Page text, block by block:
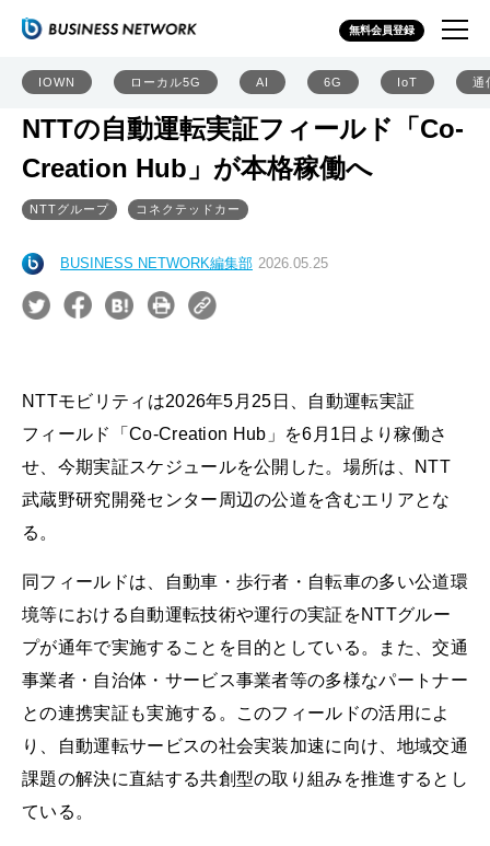
無料会員登録
IOWN ローカル5G AI 6G IoT 通
NTTの自動運転実証フィールド「Co-
Creation Hub」が本格稼働へ
NTTグループ コネクテッドカー
BUSINESS NETWORK編集部 2026.05.25
NTTモビリティは2026年5月25日、自動運転実証
フィールド「Co-Creation Hub」を6月1日より稼働さ
せ、今期実証スケジュールを公開した。場所は、NTT
武蔵野研究開発センター周辺の公道を含むエリアとな
る。
同フィールドは、自動車・歩行者・自転車の多い公道環
境等における自動運転技術や運行の実証をNTTグルー
プが通年で実施することを目的としている。また、交通
事業者・自治体・サービス事業者等の多様なパートナー
との連携実証も実施する。このフィールドの活用によ
り、自動運転サービスの社会実装加速に向け、地域交通
課題の解決に直結する共創型の取り組みを推進するとし
ている。